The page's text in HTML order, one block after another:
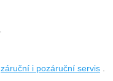
záruční i pozáruční servis